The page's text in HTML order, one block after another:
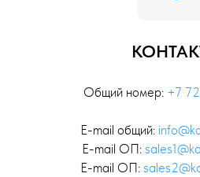
Общий номер: +7
E-mail общий:
E-mail ОП:
E-mail ОП: